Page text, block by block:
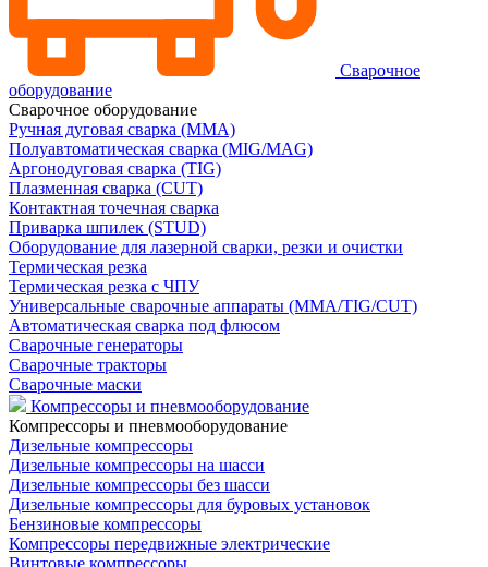
Сварочное
оборудование
Сварочное оборудование
Ручная дуговая сварка (MMA)
Полуавтоматическая сварка (MIG/MAG)
Аргонодуговая сварка (TIG)
Плазменная сварка (CUT)
Контактная точечная сварка
Приварка шпилек (STUD)
Оборудование для лазерной сварки, резки и очистки
Термическая резка
Термическая резка с ЧПУ
Универсальные сварочные аппараты (MMA/TIG/CUT)
Автоматическая сварка под флюсом
Сварочные генераторы
Сварочные тракторы
Сварочные маски
Компрессоры и пневмооборудование
Компрессоры и пневмооборудование
Дизельные компрессоры
Дизельные компрессоры на шасси
Дизельные компрессоры без шасси
Дизельные компрессоры для буровых установок
Бензиновые компрессоры
Компрессоры передвижные электрические
Винтовые компрессоры